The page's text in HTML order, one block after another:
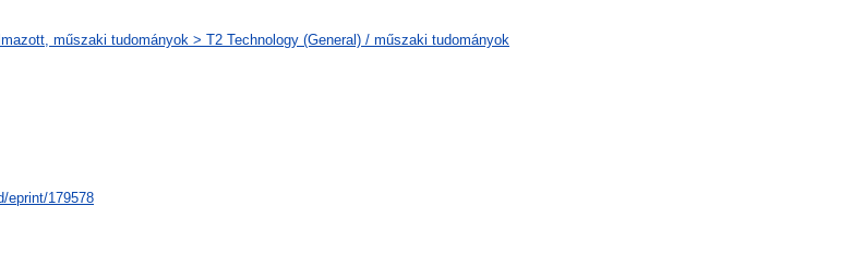
műszaki tudományok > T2 Technology (General) / műszaki tudományok
eprint/179578